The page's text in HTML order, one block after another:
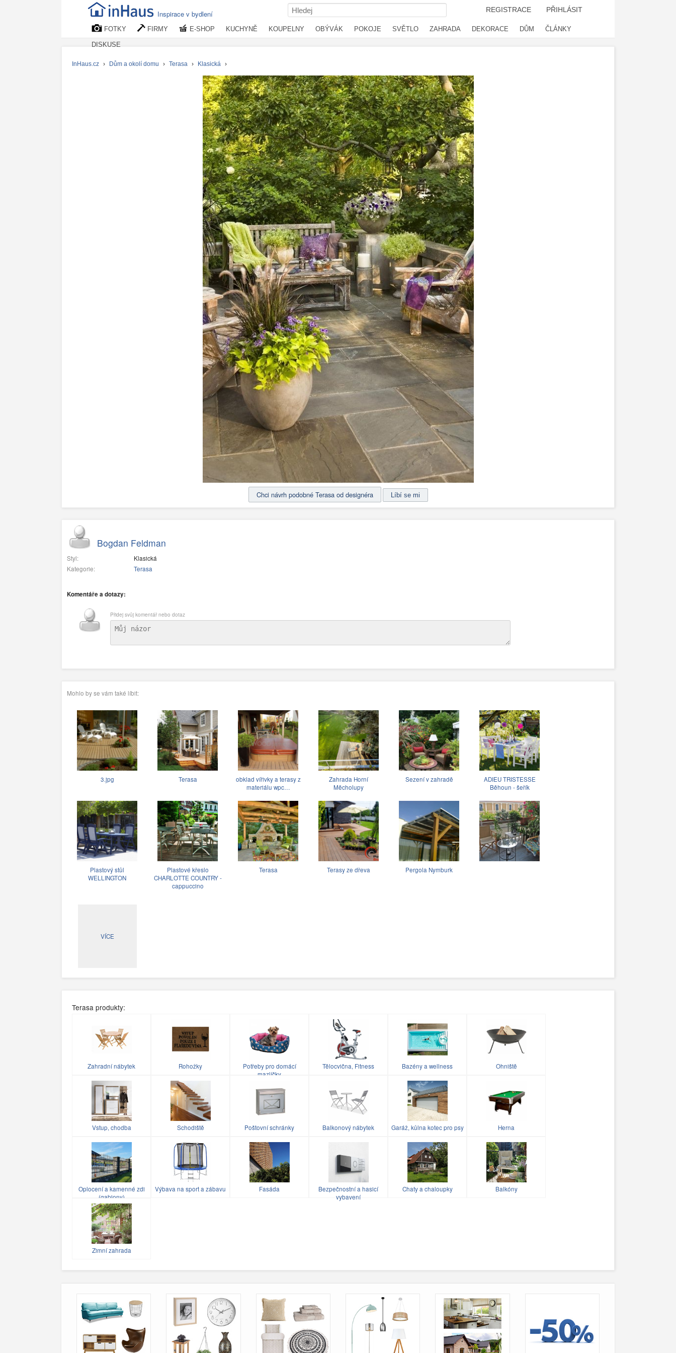
Inspirace v bydlení REGISTRACE PŘIHLÁSIT
FOTKY FIRMY E-SHOP KUCHYNĚ KOUPELNY OBÝVÁK POKOJE SVĚTLO ZAHRADA DEKORACE DŮM ČLÁNKY
DISKUSE
InHaus.cz › Dům a okolí domu › Terasa › Klasická ›
Chci návrh podobné Terasa od designéra
Bogdan Feldman
Styl:
Klasická
Kategorie:
Terasa
Komentáře a dotazy:
Přidej svůj komentář nebo dotaz
Mohlo by se vám také líbit:
3.jpg Terasa
obklad vířivky a terasy z
materiálu wpc…
Zahrada Horní
Měcholupy
Sezení v zahradě
ADIEU TRISTESSE
Běhoun - šeřík
Plastový stůl
WELLINGTON
Plastové křeslo
CHARLOTTE COUNTRY -
cappuccino
Terasa Terasy ze dřeva Pergola Nymburk
VÍCE
Terasa produkty:
Zahradní nábytek Rohožky
Potřeby pro domácí
mazlíčky
Tělocvična, Fitness Bazény a wellness Ohniště
Vstup, chodba Schodiště Poštovní schránky Balkonový nábytek Garáž, kůlna kotec pro psy Herna
Oplocení a kamenné zdi
(gabiony)
Výbava na sport a zábavu Fasáda
Bezpečnostní a hasicí
vybavení
Chaty a chaloupky Balkóny
Zimní zahrada